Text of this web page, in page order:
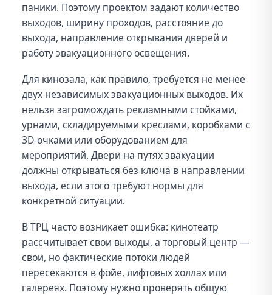
паники. Поэтому проектом задают количество
выходов, ширину проходов, расстояние до
выхода, направление открывания дверей и
работу эвакуационного освещения.
Для кинозала, как правило, требуется не менее
двух независимых эвакуационных выходов. Их
нельзя загромождать рекламными стойками,
урнами, складируемыми креслами, коробками с
3D-очками или оборудованием для
мероприятий. Двери на путях эвакуации
должны открываться без ключа в направлении
выхода, если этого требуют нормы для
конкретной ситуации.
В ТРЦ часто возникает ошибка: кинотеатр
рассчитывает свои выходы, а торговый центр —
свои, но фактические потоки людей
пересекаются в фойе, лифтовых холлах или
галереях. Поэтому нужно проверять общую